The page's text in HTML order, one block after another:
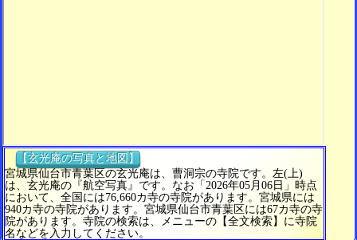
【玄光庵の写真と地図】
宮城県仙台市青葉区の玄光庵は、曹洞宗の寺院です。左(上)
は、玄光庵の『航空写真』です。なお「2026年05月06日」時点
において、全国には76,660カ寺の寺院があります。宮城県には
940カ寺の寺院があります。宮城県仙台市青葉区には67カ寺の寺
院があります。寺院の検索は、メニューの【全文検索】に寺院
名などを入力してください。